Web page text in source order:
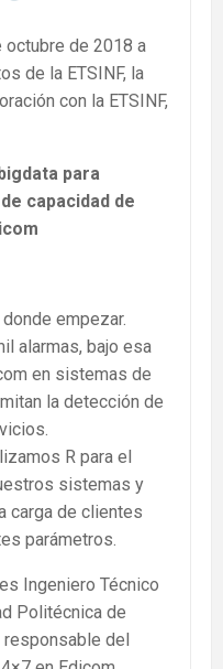
de 2018 a
de la ETSINF, la
con la ETSINF,
para
capacidad de
empezar.
alarmas, bajo esa
en sistemas de
la detección de
R para el
sistemas y
carga de clientes
parámetros.
es Ingeniero Técnico
Politécnica de
del